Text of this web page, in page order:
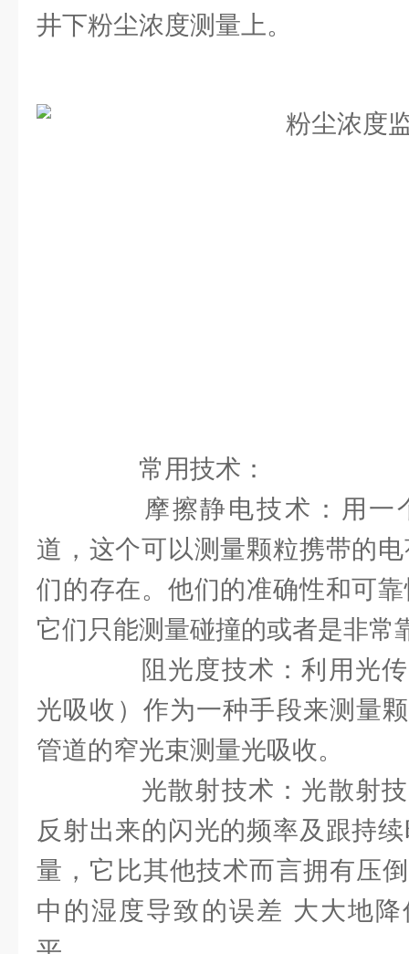
井下粉尘浓度测量上。
常用技术：
摩擦静电技术：用一
道，这个可以测量颗粒携带的
们的存在。他们的准确性和可
它们只能测量碰撞的或者是非常
阻光度技术：利用光传
光吸收）作为一种手段来测量
管道的窄光束测量光吸收。
光散射技术：光散射技
反射出来的闪光的频率及跟持
量，它比其他技术而言拥有压
中的湿度导致的误差 大大地